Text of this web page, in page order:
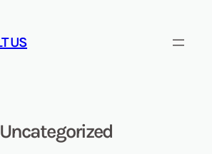
US
Uncategorized